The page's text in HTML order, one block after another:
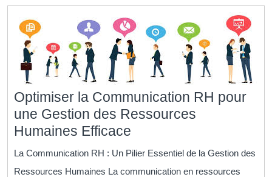
efficace
Optimiser la Communication RH pour
une Gestion des Ressources
Humaines Efficace
la
Communication
La Communication RH : Un Pilier Essentiel de la Gestion des
Ressources Humaines La communication en ressources